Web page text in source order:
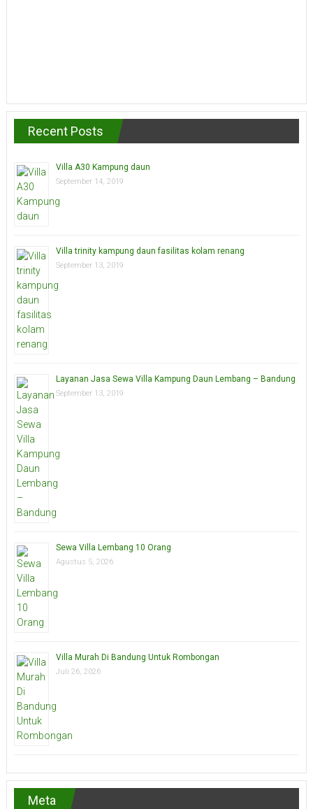
Recent Posts
Villa A30 Kampung daun
September 14, 2019
Villa trinity kampung daun fasilitas kolam renang
September 13, 2019
Layanan Jasa Sewa Villa Kampung Daun Lembang – Bandung
September 13, 2019
Sewa Villa Lembang 10 Orang
Agustus 5, 2026
Villa Murah Di Bandung Untuk Rombongan
Juli 26, 2026
Meta